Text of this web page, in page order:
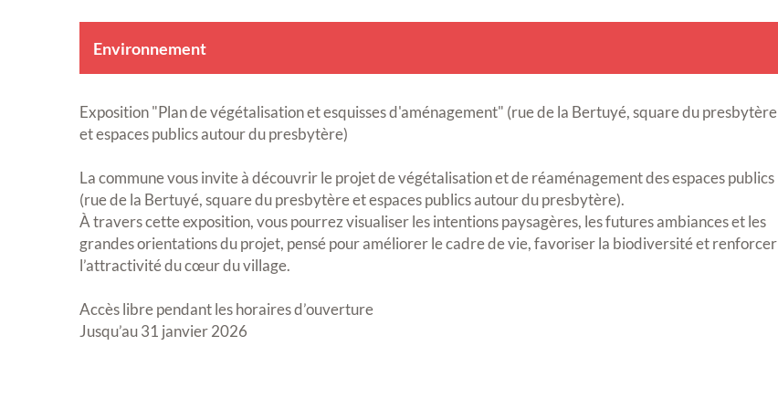
Environnement
Exposition "Plan de végétalisation et esquisses d'aménagement" (rue de la Bertuyé, square du presbytère
et espaces publics autour du presbytère)
La commune vous invite à découvrir le projet de végétalisation et de réaménagement des espaces publics
(rue de la Bertuyé, square du presbytère et espaces publics autour du presbytère).
À travers cette exposition, vous pourrez visualiser les intentions paysagères, les futures ambiances et les
grandes orientations du projet, pensé pour améliorer le cadre de vie, favoriser la biodiversité et renforcer
l’attractivité du cœur du village.
Accès libre pendant les horaires d’ouverture
Jusqu’au 31 janvier 2026